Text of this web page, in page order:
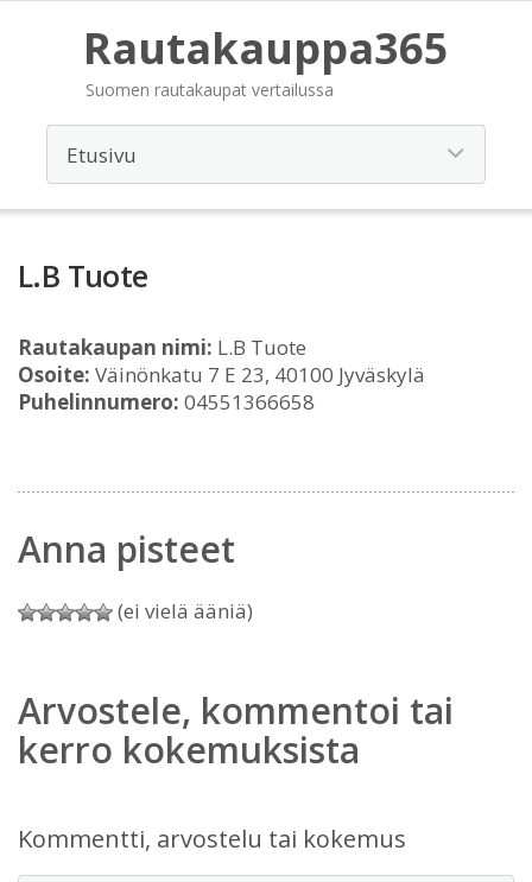
Rautakauppa365
Suomen rautakaupat vertailussa
L.B Tuote
Rautakaupan nimi: L.B Tuote
Osoite: Väinönkatu 7 E 23, 40100 Jyväskylä
Puhelinnumero: 04551366658
Anna pisteet
(ei vielä ääniä)
Arvostele, kommentoi tai
kerro kokemuksista
Kommentti, arvostelu tai kokemus